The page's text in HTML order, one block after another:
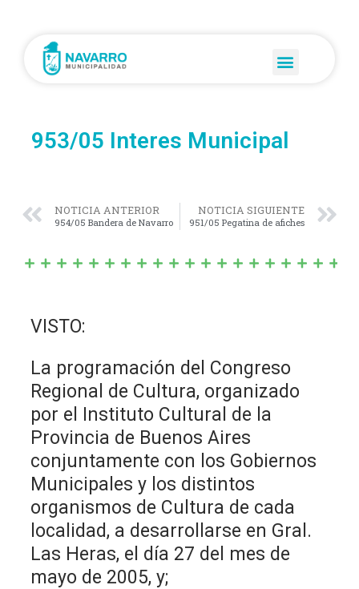
953/05 Interes Municipal
NOTICIA ANTERIOR
954/05 Bandera de Navarro
NOTICIA SIGUIENTE
951/05 Pegatina de afiches
VISTO:
La programación del Congreso
Regional de Cultura, organizado
por el Instituto Cultural de la
Provincia de Buenos Aires
conjuntamente con los Gobiernos
Municipales y los distintos
organismos de Cultura de cada
localidad, a desarrollarse en Gral.
Las Heras, el día 27 del mes de
mayo de 2005, y;